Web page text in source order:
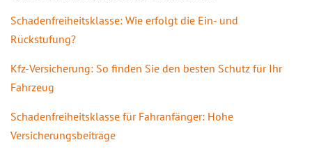
Schadenfreiheitsklasse: Wie erfolgt die Ein- und
Rückstufung?
Kfz-Versicherung: So finden Sie den besten Schutz für Ihr
Fahrzeug
Schadenfreiheitsklasse für Fahranfänger: Hohe
Versicherungsbeiträge